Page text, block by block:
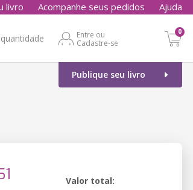
livro Acompanhe seus pedidos Ajuda
Entre ou
Cadastre-se
0
Publique seu livro
Valor total: